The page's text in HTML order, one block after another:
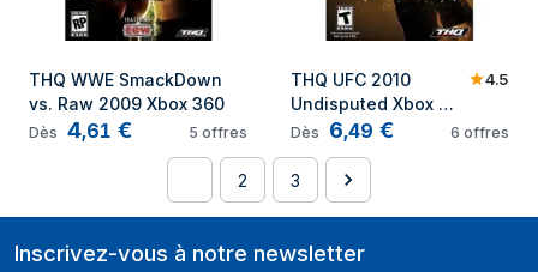
THQ WWE SmackDown
vs. Raw 2009 Xbox 360
Dès 4,61 € 5 offres
THQ UFC 2010
Undisputed Xbox
360
4.5
Dès 6,49 € 6 offres
2 3
Inscrivez-vous à notre newsletter